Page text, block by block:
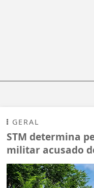
GERAL
STM determina
militar acusado